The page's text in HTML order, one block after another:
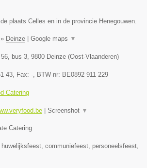
plaats Celles en in de provincie Henegouwen.
» Deinze Google maps ▼
bus 3, 9800 Deinze (Oost-Vlaanderen)
43, Fax: -, BTW-nr: BE0892 911 229
Catering
Screenshot ▼
Catering
communiefeest, personeelsfeest,